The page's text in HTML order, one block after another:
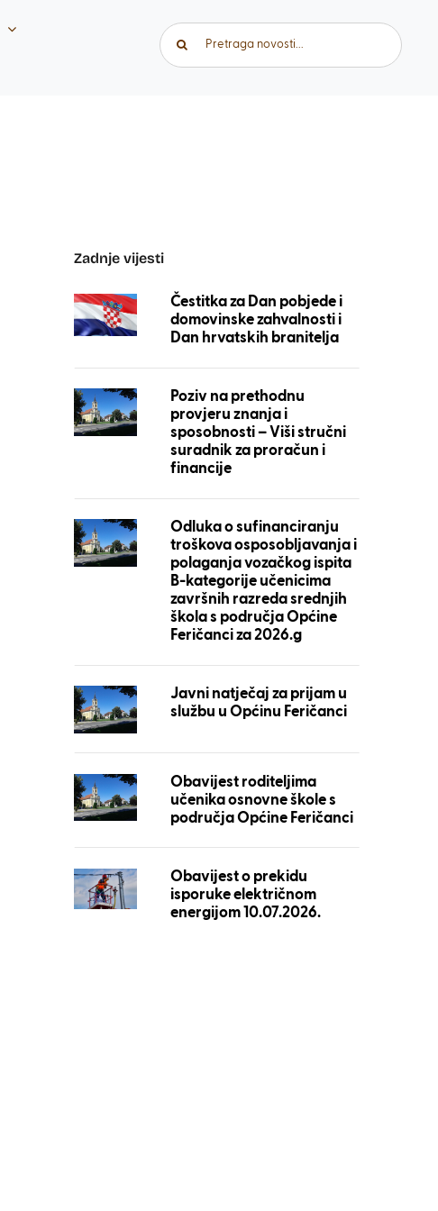
Traži...
Zadnje vijesti
Čestitka za Dan pobjede i
domovinske zahvalnosti i
Dan hrvatskih branitelja
Poziv na prethodnu
provjeru znanja i
sposobnosti – Viši stručni
suradnik za proračun i
financije
Odluka o sufinanciranju
troškova osposobljavanja i
polaganja vozačkog ispita
B-kategorije učenicima
završnih razreda srednjih
škola s područja Općine
Feričanci za 2026.g
Javni natječaj za prijam u
službu u Općinu Feričanci
Obavijest roditeljima
učenika osnovne škole s
područja Općine Feričanci
Obavijest o prekidu
isporuke električnom
energijom 10.07.2026.